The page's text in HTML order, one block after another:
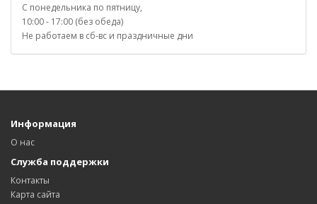
С понедельника по пятницу,
10:00 - 17:00 (без обеда)
Не работаем в сб-вс и праздничные дни
Информация
О нас
Служба поддержки
Контакты
Карта сайта